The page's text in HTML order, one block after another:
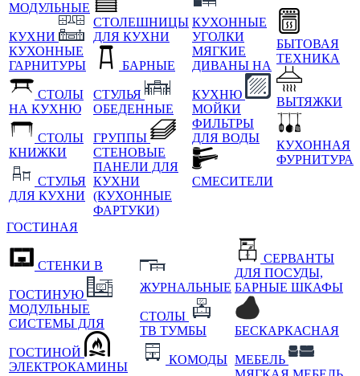
МОДУЛЬНЫЕ
КУХНИ
КУХОННЫЕ
ГАРНИТУРЫ
СТОЛЫ
НА КУХНЮ
СТОЛЫ
КНИЖКИ
СТУЛЬЯ
ДЛЯ КУХНИ
СТОЛЕШНИЦЫ
ДЛЯ КУХНИ
БАРНЫЕ
СТУЛЬЯ
ОБЕДЕННЫЕ
ГРУППЫ
СТЕНОВЫЕ
ПАНЕЛИ ДЛЯ
КУХНИ
(КУХОННЫЕ
ФАРТУКИ)
КУХОННЫЕ
УГОЛКИ
МЯГКИЕ
ДИВАНЫ НА
КУХНЮ
МОЙКИ
ФИЛЬТРЫ
ДЛЯ ВОДЫ
СМЕСИТЕЛИ
БЫТОВАЯ
ТЕХНИКА
ВЫТЯЖКИ
КУХОННАЯ
ФУРНИТУРА
ГОСТИНАЯ
СТЕНКИ В
ГОСТИНУЮ
МОДУЛЬНЫЕ
СИСТЕМЫ ДЛЯ
ГОСТИНОЙ
ЭЛЕКТРОКАМИНЫ
ЖУРНАЛЬНЫЕ
СТОЛЫ
ТВ ТУМБЫ
КОМОДЫ
СЕРВАНТЫ
ДЛЯ ПОСУДЫ,
БАРНЫЕ ШКАФЫ
БЕСКАРКАСНАЯ
МЕБЕЛЬ